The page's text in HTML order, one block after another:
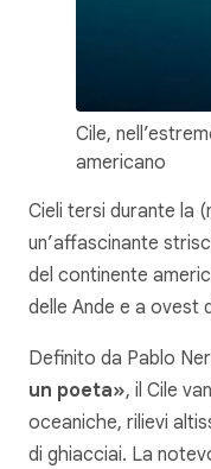
Cile,
americano
Cieli tersi durante la
un’affascinante
del continente
delle Ande e a ovest
Definito da Pablo
un poeta», il Cile
oceaniche, rilievi
di ghiacciai. La